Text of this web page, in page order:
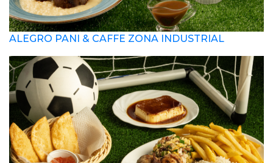
ALEGRO PANI & CAFFE ZONA INDUSTRIAL